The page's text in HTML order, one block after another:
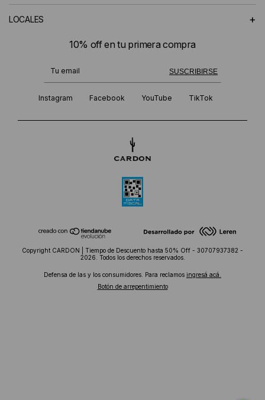
LOCALES +
10% off en tu primera compra
SUSCRIBIRSE
¡Te suscribiste exitosamente!
Instagram Facebook YouTube TikTok
Copyright CARDON | Tiempo de Descuento hasta 50% Off - 30707937382 -
2026. Todos los derechos reservados.
Defensa de las y los consumidores. Para reclamos ingresá acá.
Botón de arrepentimiento